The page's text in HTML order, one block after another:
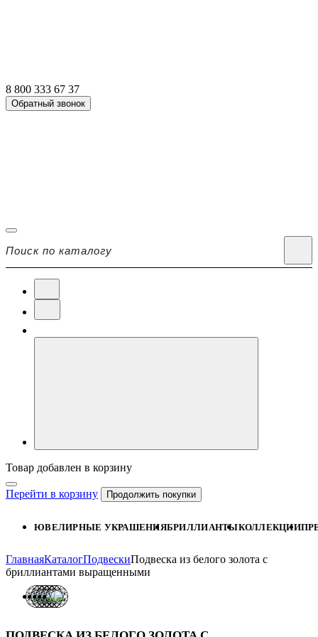
8 800 333 67 37
Обратный звонок
Товар добавлен в корзину
Перейти в корзину Продолжить покупки
ЮВЕЛИРНЫЕ УКРАШЕНИЯБРИЛЛИАНТЫКОЛЛЕКЦИИ
ГлавнаяКаталогПодвескиПодвеска из белого золота с
бриллиантами выращенными